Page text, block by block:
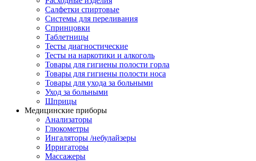
Салфетки спиртовые
Системы для переливания
Спринцовки
Таблетницы
Тесты диагностические
Тесты на наркотики и алкоголь
Товары для гигиены полости горла
Товары для гигиены полости носа
Товары для ухода за больными
Уход за больными
Шприцы
Медицинские приборы
Анализаторы
Глюкометры
Ингаляторы /небулайзеры
Ирригаторы
Массажеры